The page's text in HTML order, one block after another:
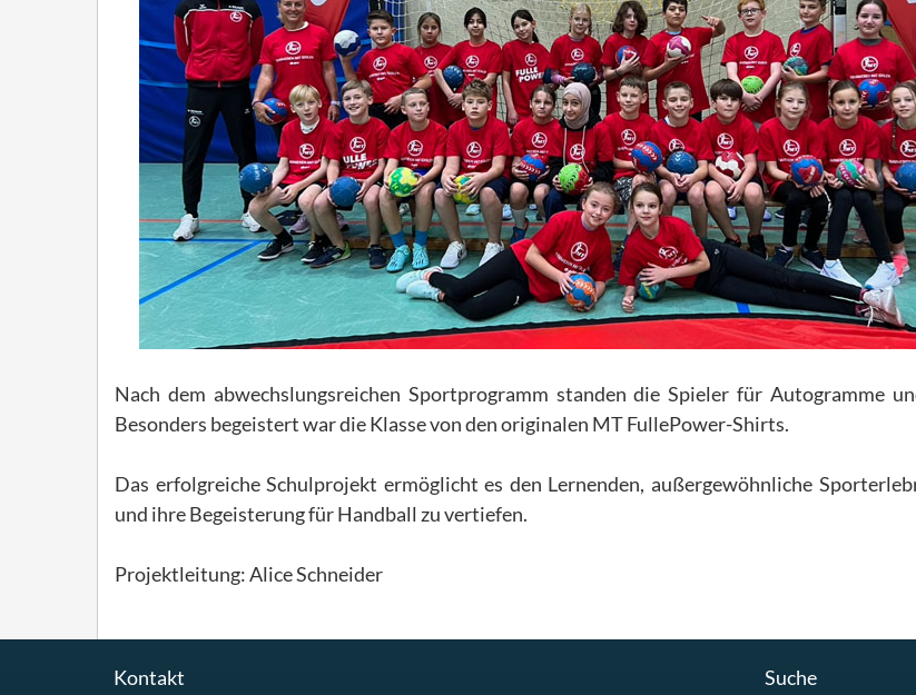
Nach dem abwechslungsreichen Sportprogramm standen die Spieler für Autogramme
Besonders begeistert war die Klasse von den originalen MT FullePower-Shirts.
Das erfolgreiche Schulprojekt ermöglicht es den Lernenden, außergewöhnliche
und ihre Begeisterung für Handball zu vertiefen.
Projektleitung: Alice Schneider
Suche
Kontakt